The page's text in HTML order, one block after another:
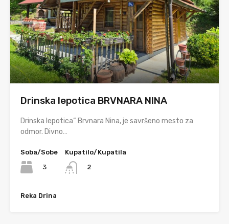
Drinska lepotica BRVNARA NINA
Drinska lepotica“ Brvnara Nina, je savršeno mesto za
odmor. Divno…
Soba/Sobe
3
Kupatilo/Kupatila
2
Reka Drina